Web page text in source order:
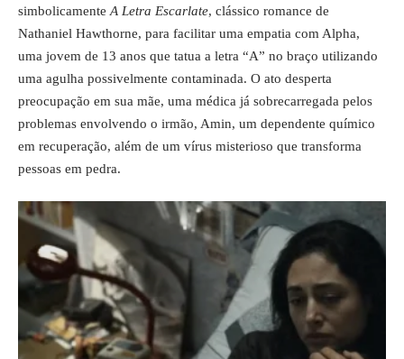
simbolicamente A Letra Escarlate, clássico romance de
Nathaniel Hawthorne, para facilitar uma empatia com Alpha,
uma jovem de 13 anos que tatua a letra “A” no braço utilizando
uma agulha possivelmente contaminada. O ato desperta
preocupação em sua mãe, uma médica já sobrecarregada pelos
problemas envolvendo o irmão, Amin, um dependente químico
em recuperação, além de um vírus misterioso que transforma
pessoas em pedra.